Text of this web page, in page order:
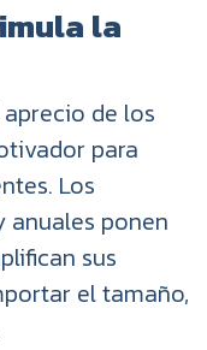
la
de los
para
Los
ponen
sus
el tamaño,